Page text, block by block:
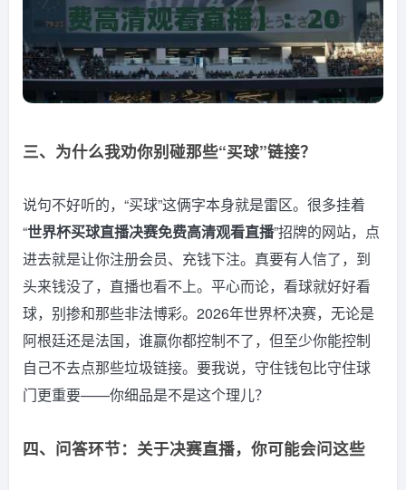
三、为什么我劝你别碰那些“买球”链接？
说句不好听的，“买球”这俩字本身就是雷区。很多挂着
“世界杯买球直播决赛免费高清观看直播”招牌的网站，点
进去就是让你注册会员、充钱下注。真要有人信了，到
头来钱没了，直播也看不上。平心而论，看球就好好看
球，别掺和那些非法博彩。2026年世界杯决赛，无论是
阿根廷还是法国，谁赢你都控制不了，但至少你能控制
自己不去点那些垃圾链接。要我说，守住钱包比守住球
门更重要——你细品是不是这个理儿？
四、问答环节：关于决赛直播，你可能会问这些